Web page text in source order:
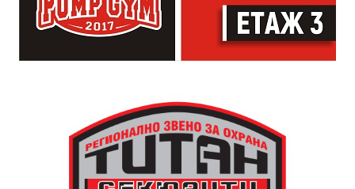
часовникова кула, механизмът ѝ е заменен с нов,
дело на двама тревненски майстори – Генчо Колев и
Христо Василев, през 1883 година. Той работи до
1945 година, когато самата кула е съборена. Нейното
жители, съхранено и предадено по-късно на
дряновския музей.